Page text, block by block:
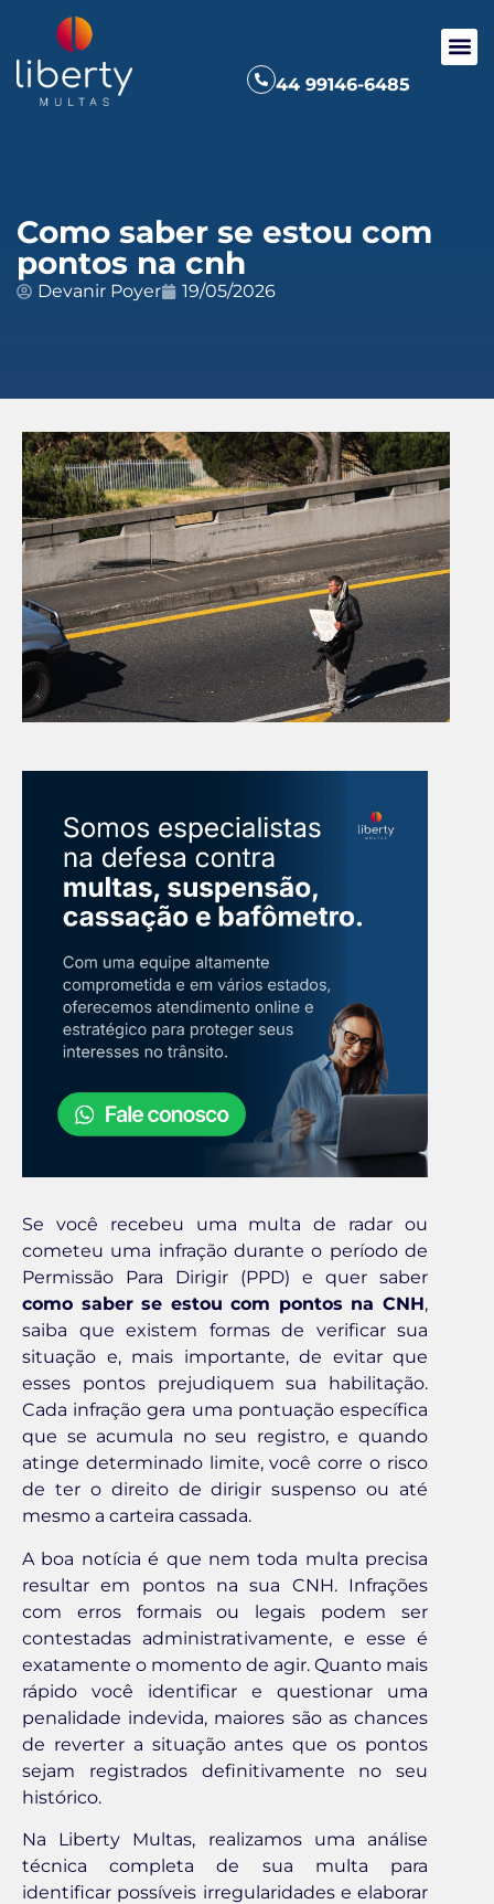
44 99146-6485
Como saber se estou com
pontos na cnh
Devanir Poyer 19/05/2026
Se você recebeu uma multa de radar ou
cometeu uma infração durante o período de
Permissão Para Dirigir (PPD) e quer saber
como saber se estou com pontos na CNH,
saiba que existem formas de verificar sua
situação e, mais importante, de evitar que
esses pontos prejudiquem sua habilitação.
Cada infração gera uma pontuação específica
que se acumula no seu registro, e quando
atinge determinado limite, você corre o risco
de ter o direito de dirigir suspenso ou até
mesmo a carteira cassada.
A boa notícia é que nem toda multa precisa
resultar em pontos na sua CNH. Infrações
com erros formais ou legais podem ser
contestadas administrativamente, e esse é
exatamente o momento de agir. Quanto mais
rápido você identificar e questionar uma
penalidade indevida, maiores são as chances
de reverter a situação antes que os pontos
sejam registrados definitivamente no seu
histórico.
Na Liberty Multas, realizamos uma análise
técnica completa de sua multa para
identificar possíveis irregularidades e elaborar